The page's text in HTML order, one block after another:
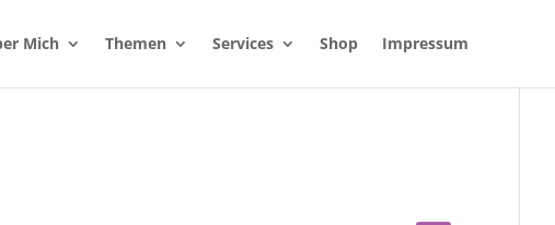
Mich Themen Services Shop Impressum